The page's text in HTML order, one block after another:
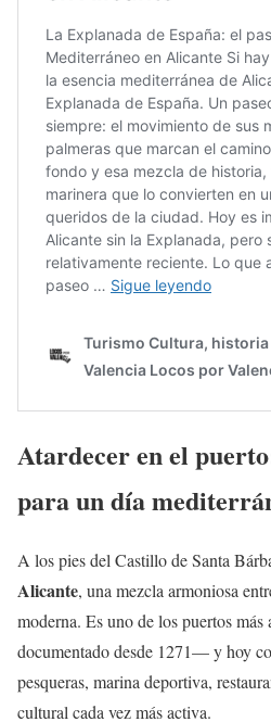
Atardecer en el
para un día
A los pies del Castillo de Santa
Alicante, una mezcla armoniosa
moderna. Es uno de los puertos
documentado desde 1271— y hoy
pesqueras, marina deportiva,
cultural cada vez más activa.